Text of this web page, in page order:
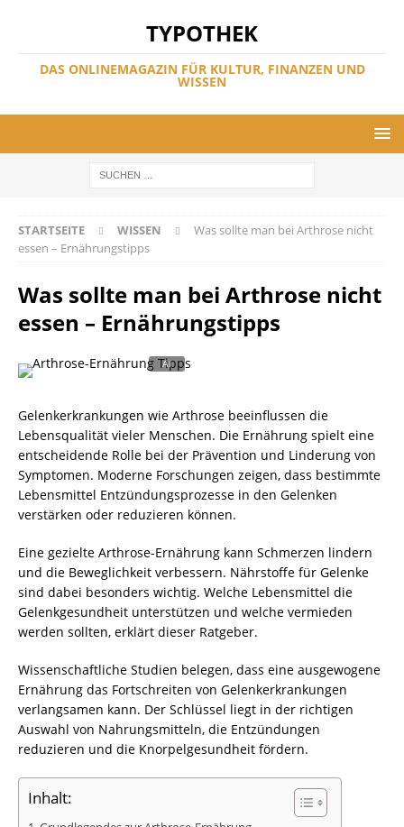
TYPOTHEK
DAS ONLINEMAGAZIN FÜR KULTUR, FINANZEN UND
WISSEN
STARTSEITE WISSEN
Was sollte man bei Arthrose nicht
essen – Ernährungstipps
Was sollte man bei Arthrose nicht
essen – Ernährungstipps
Gelenkerkrankungen wie Arthrose beeinflussen die
Lebensqualität vieler Menschen. Die Ernährung spielt eine
entscheidende Rolle bei der Prävention und Linderung von
Symptomen. Moderne Forschungen zeigen, dass bestimmte
Lebensmittel Entzündungsprozesse in den Gelenken
verstärken oder reduzieren können.
Eine gezielte Arthrose-Ernährung kann Schmerzen lindern
und die Beweglichkeit verbessern. Nährstoffe für Gelenke
sind dabei besonders wichtig. Welche Lebensmittel die
Gelenkgesundheit unterstützen und welche vermieden
werden sollten, erklärt dieser Ratgeber.
Wissenschaftliche Studien belegen, dass eine ausgewogene
Ernährung das Fortschreiten von Gelenkerkrankungen
verlangsamen kann. Der Schlüssel liegt in der richtigen
Auswahl von Nahrungsmitteln, die Entzündungen
reduzieren und die Knorpelgesundheit fördern.
Inhalt: